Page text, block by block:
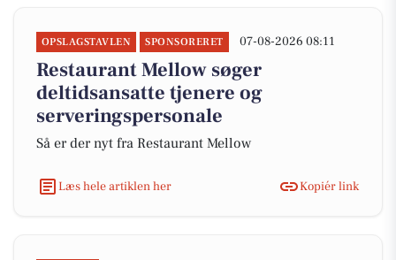
OPSLAGSTAVLEN SPONSORERET 07-08-2026 08:11
Restaurant Mellow søger
deltidsansatte tjenere og
serveringspersonale
Så er der nyt fra Restaurant Mellow
Læs hele artiklen her Kopiér link